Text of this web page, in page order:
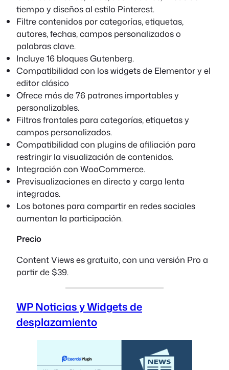
tiempo y diseños al estilo Pinterest.
Filtre contenidos por categorías, etiquetas,
autores, fechas, campos personalizados o
palabras clave.
Incluye 16 bloques Gutenberg.
Compatibilidad con los widgets de Elementor y el
editor clásico
Ofrece más de 76 patrones importables y
personalizables.
Filtros frontales para categorías, etiquetas y
campos personalizados.
Compatibilidad con plugins de afiliación para
restringir la visualización de contenidos.
Integración con WooCommerce.
Previsualizaciones en directo y carga lenta
integradas.
Los botones para compartir en redes sociales
aumentan la participación.
Precio
Content Views es gratuito, con una versión Pro a
partir de $39.
WP Noticias y Widgets de
desplazamiento